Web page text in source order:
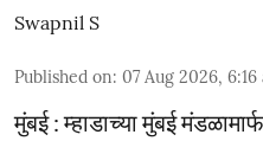
Swapnil S
Published on: 07 Aug 2026, 6:16
मुंबई : म्हाडाच्या मुंबई